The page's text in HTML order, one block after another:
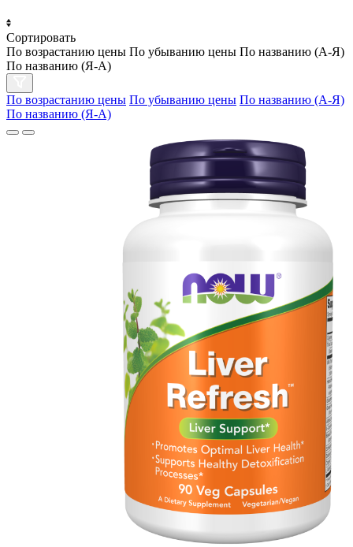
Сортировать
По возрастанию цены По убыванию цены По названию (А-Я)
По названию (Я-А)
По возрастанию цены По убыванию цены По названию (А-Я)
По названию (Я-А)